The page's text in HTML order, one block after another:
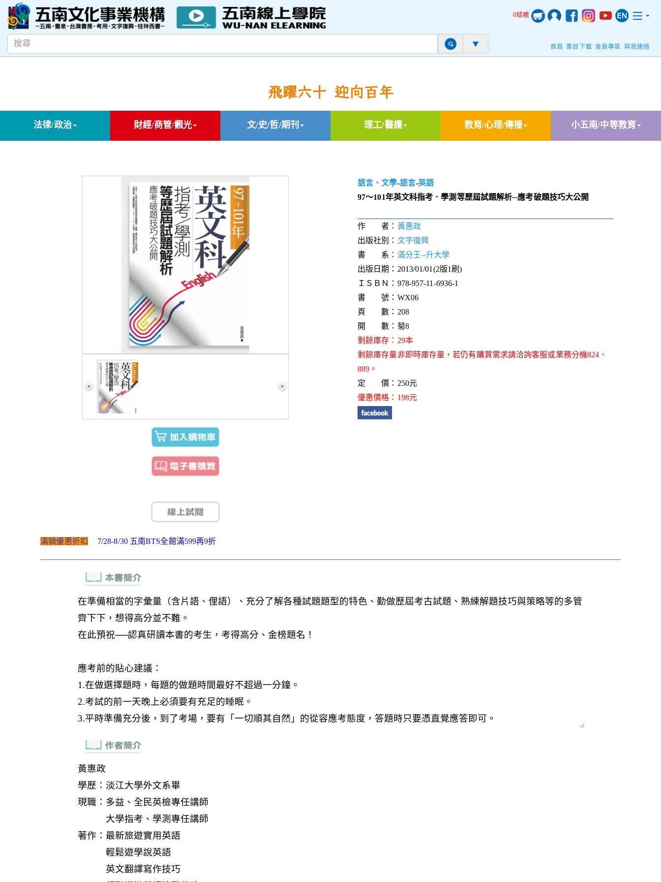
0結帳
首頁 書目下載 會員專區 與我連絡
飛躍六十 迎向百年
法律/政治 財經/商管/觀光 文/史/哲/期刊 理工/醫護 教育/心理/傳播 小五南/中等教育
語言、文學-語言-英語
97～101年英文科指考．學測等歷屆試題解析─應考破題技巧大公開
作 者： 黃惠政
出版社別： 文字復興
書 系： 滿分王--升大學
出版日期：2013/01/01(2版1刷)
ＩＳＢＮ：978-957-11-6936-1
書 號：WX06
頁 數：208
開 數：菊8
剩餘庫存：29本
剩餘庫存量非即時庫存量，若仍有購買需求請洽詢客服或業務分機824、
889。
定 價：250元
優惠價格：198元
滿額優惠折扣 7/28-8/30 五南BTS全館滿599再9折